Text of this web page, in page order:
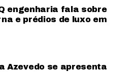
engenharia fala sobre
e prédios de luxo em
Azevedo se apresenta